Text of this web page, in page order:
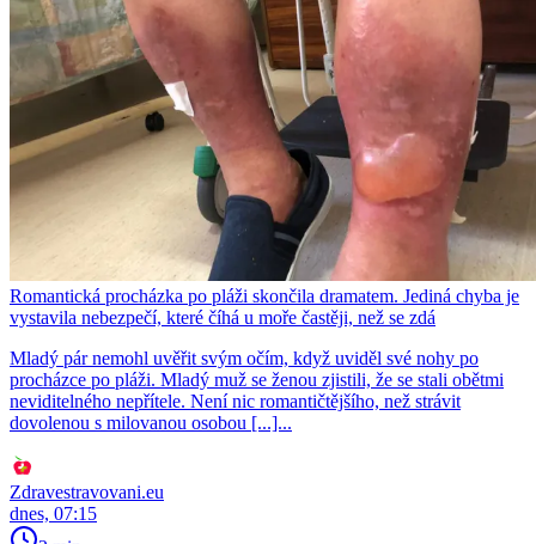
Romantická procházka po pláži skončila dramatem. Jediná chyba je
vystavila nebezpečí, které číhá u moře častěji, než se zdá
Mladý pár nemohl uvěřit svým očím, když uviděl své nohy po
procházce po pláži. Mladý muž se ženou zjistili, že se stali obětmi
neviditelného nepřítele. Není nic romantičtějšího, než strávit
dovolenou s milovanou osobou [...]...
Zdravestravovani.eu
dnes, 07:15